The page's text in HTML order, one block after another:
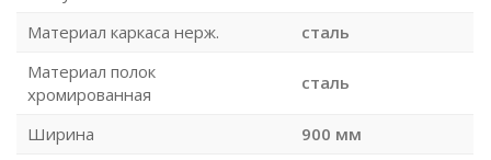
Материал каркаса нерж.
сталь
Материал полок
хромированная
сталь
Ширина
900 мм